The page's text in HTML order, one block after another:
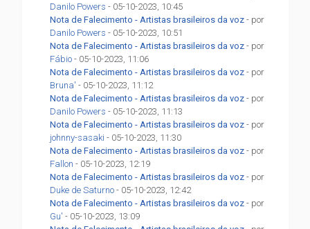
Danilo Powers - 05-10-2023, 10:45
Nota de Falecimento - Artistas brasileiros da voz - por
Danilo Powers - 05-10-2023, 10:51
Nota de Falecimento - Artistas brasileiros da voz - por
Fábio - 05-10-2023, 11:06
Nota de Falecimento - Artistas brasileiros da voz - por
Bruna' - 05-10-2023, 11:12
Nota de Falecimento - Artistas brasileiros da voz - por
Danilo Powers - 05-10-2023, 11:13
Nota de Falecimento - Artistas brasileiros da voz - por
johnny-sasaki - 05-10-2023, 11:30
Nota de Falecimento - Artistas brasileiros da voz - por
Fallon - 05-10-2023, 12:19
Nota de Falecimento - Artistas brasileiros da voz - por
Duke de Saturno - 05-10-2023, 12:42
Nota de Falecimento - Artistas brasileiros da voz - por
Gu' - 05-10-2023, 13:09